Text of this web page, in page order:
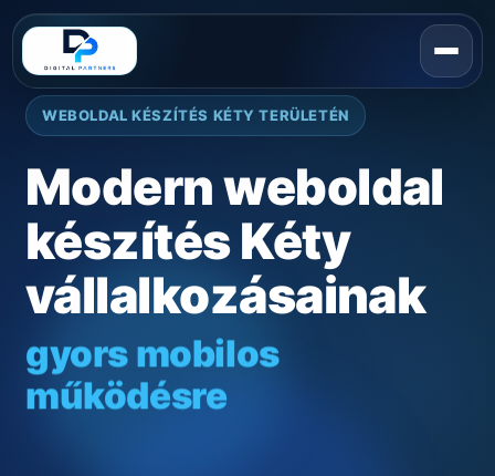
WEBOLDAL KÉSZÍTÉS KÉTY TERÜLETÉN
Modern weboldal
készítés Kéty
vállalkozásainak
gyors mobilos
működésre